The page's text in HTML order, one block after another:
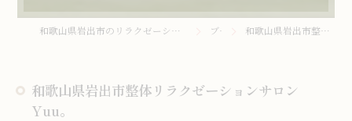
和歌山県岩出市のリラクゼーションサロンなら整体リラクゼーションサロンYuu。 ブログ 和歌山県岩出市整体リラクゼーションサロンYuu。
和歌山県岩出市整体リラクゼーションサロン
Yuu。